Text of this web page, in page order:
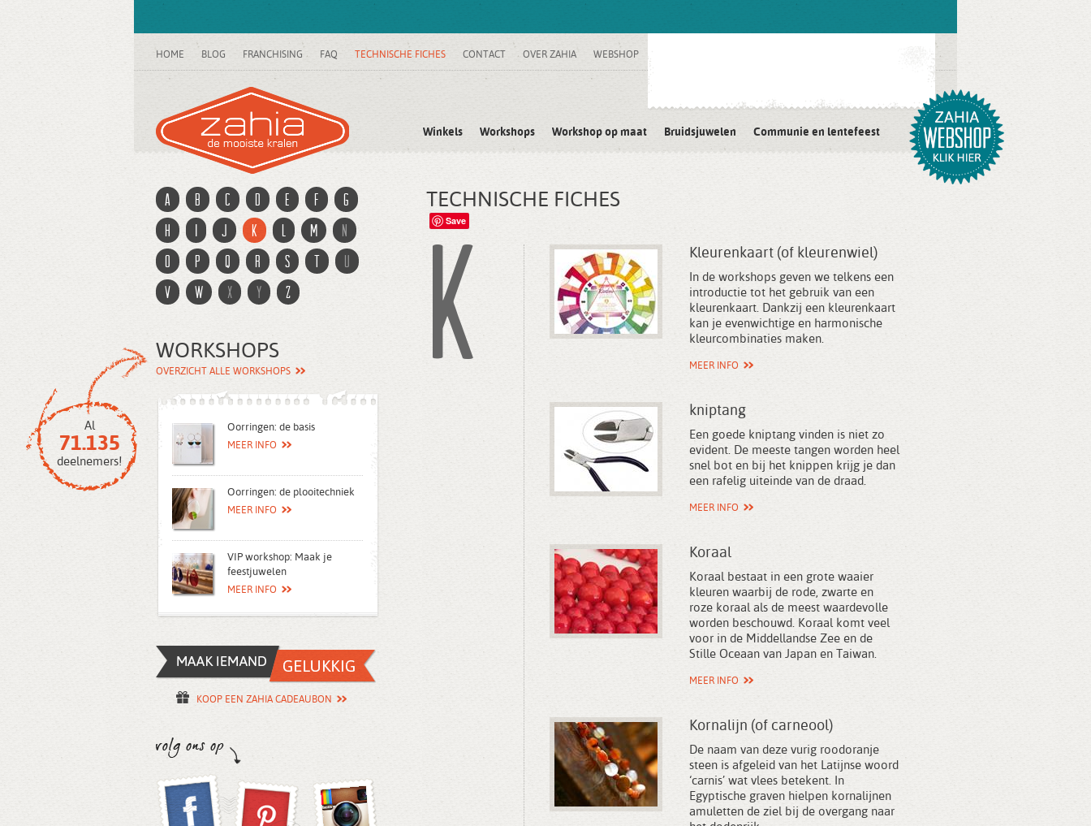
HOME BLOG FRANCHISING FAQ TECHNISCHE FICHES CONTACT OVER ZAHIA WEBSHOP
Winkels Workshops Workshop op maat Bruidsjuwelen Communie en lentefeest
TECHNISCHE FICHES
Save
K Kleurenkaart (of kleurenwiel)
In de workshops geven we telkens een
introductie tot het gebruik van een
kleurenkaart. Dankzij een kleurenkaart
kan je evenwichtige en harmonische
kleurcombinaties maken.
MEER INFO
kniptang
Een goede kniptang vinden is niet zo
evident. De meeste tangen worden heel
snel bot en bij het knippen krijg je dan
een rafelig uiteinde van de draad.
MEER INFO
Koraal
Koraal bestaat in een grote waaier
kleuren waarbij de rode, zwarte en
roze koraal als de meest waardevolle
worden beschouwd. Koraal komt veel
voor in de Middellandse Zee en de
Stille Oceaan van Japan en Taiwan.
MEER INFO
Kornalijn (of carneool)
De naam van deze vurig roodoranje
steen is afgeleid van het Latijnse woord
‘carnis’ wat vlees betekent. In
Egyptische graven hielpen kornalijnen
amuletten de ziel bij de overgang naar
a b c d e f
g
h
i j k l m
n
o
p q r s t
u
v
w x y z
WORKSHOPS
OVERZICHT ALLE WORKSHOPS
Al
71.135
deelnemers!
Oorringen: de basis
MEER INFO
Oorringen: de plooitechniek
MEER INFO
VIP workshop: Maak je
feestjuwelen
MEER INFO
KOOP EEN ZAHIA CADEAUBON